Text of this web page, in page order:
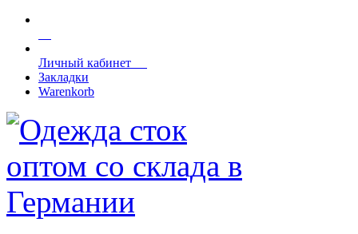
Личный кабинет
Закладки
Warenkorb